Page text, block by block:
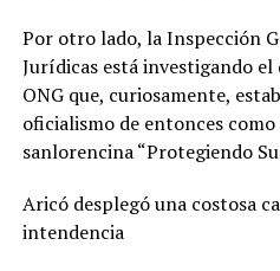
Por otro lado, la Inspección
Jurídicas está investigando el
ONG que, curiosamente,
oficialismo de entonces
sanlorencina “Protegiendo
Aricó desplegó una costosa
intendencia